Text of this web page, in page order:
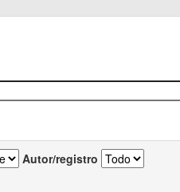
Autor/registro